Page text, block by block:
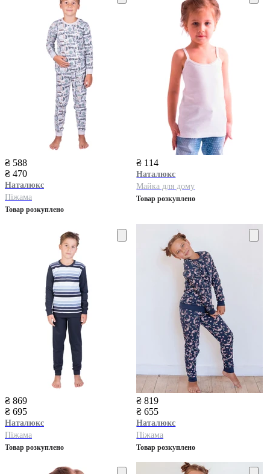
₴ 588
₴ 470
Наталюкс
Піжама
Товар розкуплено
₴ 114
Наталюкс
Майка для дому
Товар розкуплено
₴ 869
₴ 695
Наталюкс
Піжама
Товар розкуплено
₴ 819
₴ 655
Наталюкс
Піжама
Товар розкуплено